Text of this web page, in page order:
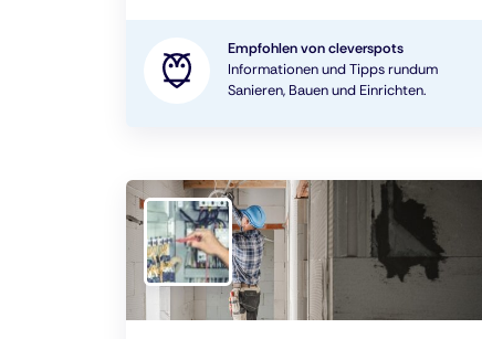
Empfohlen von cleverspots
Informationen und Tipps rundum
Sanieren, Bauen und Einrichten.